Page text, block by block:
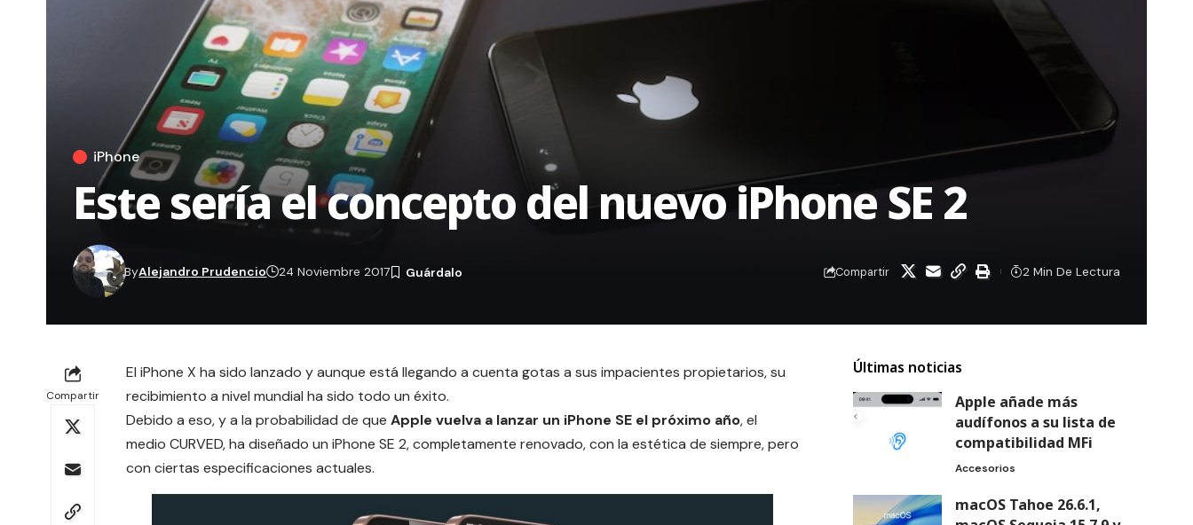
iPhone
Este sería el concepto del nuevo iPhone SE 2
ByAlejandro Prudencio 24 Noviembre 2017 Compartir 2 Min De Lectura
Compartir
El iPhone X ha sido lanzado y aunque está llegando a cuenta gotas a sus impacientes propietarios, su
recibimiento a nivel mundial ha sido todo un éxito.
Debido a eso, y a la probabilidad de que Apple vuelva a lanzar un iPhone SE el próximo año, el
medio CURVED, ha diseñado un iPhone SE 2, completamente renovado, con la estética de siempre, pero
con ciertas especificaciones actuales.
Últimas noticias
Apple añade más
audífonos a su lista de
compatibilidad MFi
Accesorios
macOS Tahoe 26.6.1,